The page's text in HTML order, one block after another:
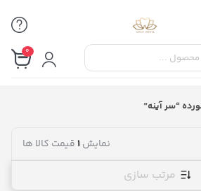
0
“سر آینه”
نمایش1قیمت کالا ها
مرتب سازی